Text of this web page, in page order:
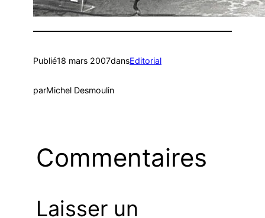
Publié18 mars 2007dansEditorial
parMichel Desmoulin
Commentaires
Laisser un